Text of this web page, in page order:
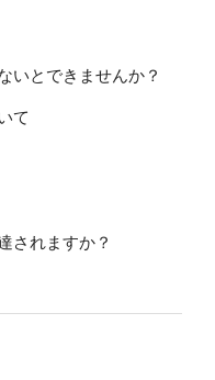
いとできませんか？
て
されますか？